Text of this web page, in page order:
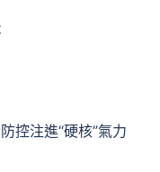
注進“硬核”氣力